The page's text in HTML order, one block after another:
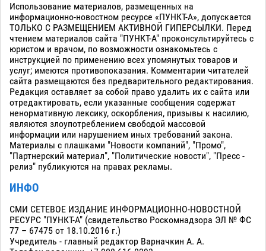
Использование материалов, размещенных на
информационно-новостном ресурсе «ПУНКТ-А», допускается
ТОЛЬКО С РАЗМЕЩЕНИЕМ АКТИВНОЙ ГИПЕРСЫЛКИ. Перед
чтением материалов сайта "ПУНКТ-А" проконсультируйтесь с
юристом и врачом, по возможности ознакомьтесь с
инструкцией по применению всех упомянутых товаров и
услуг; имеются противопоказания. Комментарии читателей
сайта размещаются без предварительного редактирования.
Редакция оставляет за собой право удалить их с сайта или
отредактировать, если указанные сообщения содержат
ненормативную лексику, оскорбления, призывы к насилию,
являются злоупотреблением свободой массовой
информации или нарушением иных требований закона.
Материалы с плашками "Новости компаний", "Промо",
"Партнерский материал", "Политические новости", "Пресс -
релиз" публикуются на правах рекламы.
ИНФО
СМИ СЕТЕВОЕ ИЗДАНИЕ ИНФОРМАЦИОННО-НОВОСТНОЙ
РЕСУРС "ПУНКТ-А" (свидетельство Роскомнадзора ЭЛ № ФС
77 – 67475 от 18.10.2016 г.)
Учредитель - главный редактор Варначкин А. А.